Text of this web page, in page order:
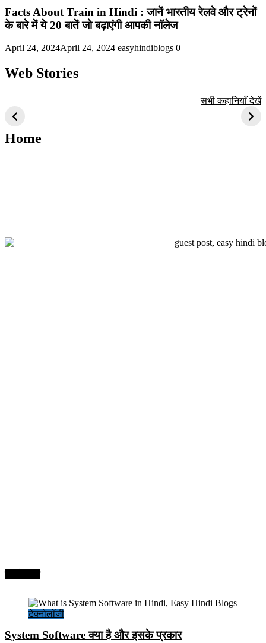
Facts About Train in Hindi : जानें भारतीय रेलवे और ट्रेनों
के बारे में ये 20 बातें जो बढ़ाएंगी आपकी नाॅलेज
April 24, 2024April 24, 2024 easyhindiblogs 0
Web Stories
तकनीक जो आपको
2024 के लिए सीखनी
चाहिए
ऐतिहासिक स्थान
सभी कहानियाँ देखें
Home
टेक्नोलॉजी
System Software क्या है और इसके प्रकार